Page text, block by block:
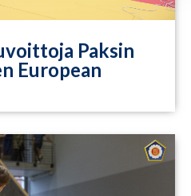
Paksin
European